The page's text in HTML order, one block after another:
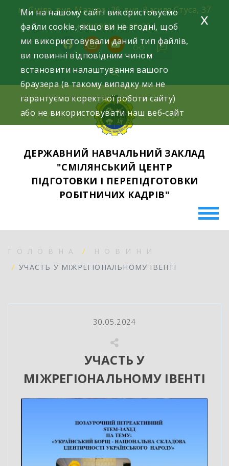
content
м. Сміла, вул. Мазура, 26; вул. Василя Стуса, 37
+38(098)612-69-32.
facebookinstagram
youtube
ДЕРЖАВНИЙ НАВЧАЛЬНИЙ ЗАКЛАД
"СМІЛЯНСЬКИЙ ЦЕНТР
ПІДГОТОВКИ І ПЕРЕПІДГОТОВКИ
РОБІТНИЧИХ КАДРІВ"
ГОЛОВНА
НОВИНИ
УЧАСТЬ У МІЖРЕГІОНАЛЬНОМУ ІВЕНТІ
30.05.2024
УЧАСТЬ У
МІЖРЕГІОНАЛЬНОМУ ІВЕНТІ
Ми на нашому сайті використовуємо
файли cookie, якщо ви не згодні, щоб
ми використовували даний тип файлів,
ви повинні відповідним чином
встановити налаштування вашого
браузера (в такому випадку ми не
гарантуємо коректної роботи сайту)
або не використовувати наш веб-сайт
x